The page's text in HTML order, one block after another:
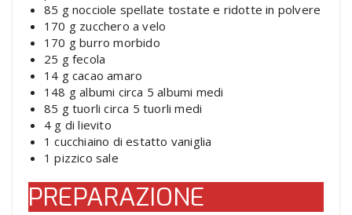
85 g nocciole spellate tostate e ridotte in polvere
170 g zucchero a velo
170 g burro morbido
25 g fecola
14 g cacao amaro
148 g albumi circa 5 albumi medi
85 g tuorli circa 5 tuorli medi
4 g di lievito
1 cucchiaino di estatto vaniglia
1 pizzico sale
PREPARAZIONE